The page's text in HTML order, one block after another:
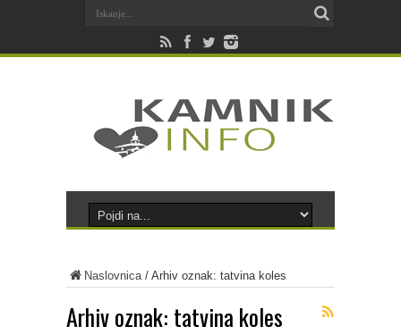
Naslovnica/ Arhiv oznak: tatvina koles
Arhiv oznak: tatvina koles